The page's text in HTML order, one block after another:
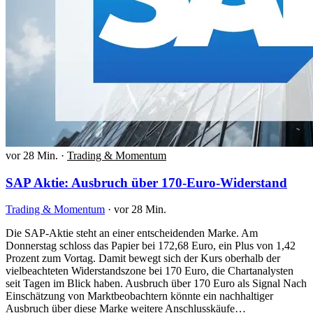
vor 28 Min. · Trading & Momentum
SAP Aktie: Ausbruch über 170-Euro-Widerstand
Trading & Momentum · vor 28 Min.
Die SAP-Aktie steht an einer entscheidenden Marke. Am
Donnerstag schloss das Papier bei 172,68 Euro, ein Plus von 1,42
Prozent zum Vortag. Damit bewegt sich der Kurs oberhalb der
vielbeachteten Widerstandszone bei 170 Euro, die Chartanalysten
seit Tagen im Blick haben. Ausbruch über 170 Euro als Signal Nach
Einschätzung von Marktbeobachtern könnte ein nachhaltiger
Ausbruch über diese Marke weitere Anschlusskäufe…